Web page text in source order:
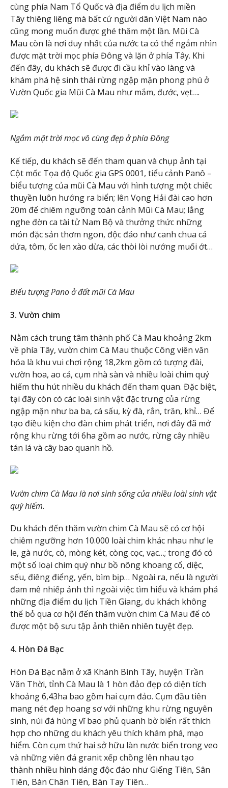
cùng phía Nam Tổ Quốc và địa điểm du lịch miền
Tây thiêng liêng mà bất cứ người dân Việt Nam nào
cũng mong muốn được ghé thăm một lần. Mũi Cà
Mau còn là nơi duy nhất của nước ta có thể ngắm nhìn
được mặt trời mọc phía Đông và lặn ở phía Tây. Khi
đến đây, du khách sẽ được đi cầu khỉ vào làng và
khám phá hệ sinh thái rừng ngập mặn phong phú ở
Vườn Quốc gia Mũi Cà Mau như mắm, đước, vẹt….
Ngắm mặt trời mọc vô cùng đẹp ở phía Đông
Kế tiếp, du khách sẽ đến tham quan và chụp ảnh tại
Cột mốc Tọa độ Quốc gia GPS 0001, tiểu cảnh Panô –
biểu tượng của mũi Cà Mau với hình tượng một chiếc
thuyền luôn hướng ra biển; lên Vọng Hải đài cao hơn
20m để chiêm ngưỡng toàn cảnh Mũi Cà Mau; lắng
nghe đờn ca tài tử Nam Bộ và thưởng thức những
món đặc sản thơm ngon, độc đáo như canh chua cá
dứa, tôm, ốc len xào dừa, các thòi lòi nướng muối ớt…
Biểu tượng Pano ở đất mũi Cà Mau
3. Vườn chim
Nằm cách trung tâm thành phố Cà Mau khoảng 2km
về phía Tây, vườn chim Cà Mau thuộc Công viên văn
hóa là khu vui chơi rộng 18,2km gồm có tượng đài,
vườn hoa, ao cá, cụm nhà sàn và nhiều loài chim quý
hiếm thu hút nhiều du khách đến tham quan. Đặc biệt,
tại đây còn có các loài sinh vật đặc trưng của rừng
ngập mặn như ba ba, cá sấu, kỳ đà, rắn, trăn, khỉ… Để
tạo điều kiện cho đàn chim phát triển, nơi đây đã mở
rộng khu rừng tới 6ha gồm ao nước, rừng cây nhiều
tán lá và cây bao quanh hồ.
Vườn chim Cà Mau là nơi sinh sống của nhiều loài sinh vật
quý hiếm.
Du khách đến thăm vườn chim Cà Mau sẽ có cơ hội
chiêm ngưỡng hơn 10.000 loài chim khác nhau như le
le, gà nước, cò, mòng két, còng cọc, vạc…; trong đó có
một số loại chim quý như bồ nông khoang cổ, diệc,
sếu, điêng điểng, yến, bìm bịp… Ngoài ra, nếu là người
đam mê nhiếp ảnh thì ngoài việc tìm hiểu và khám phá
những địa điểm du lịch Tiền Giang, du khách không
thể bỏ qua cơ hội đến thăm vườn chim Cà Mau để có
được một bộ sưu tập ảnh thiên nhiên tuyệt đẹp.
4. Hòn Đá Bạc
Hòn Đá Bạc nằm ở xã Khánh Bình Tây, huyện Trần
Văn Thời, tỉnh Cà Mau là 1 hòn đảo đẹp có diện tích
khoảng 6,43ha bao gồm hai cụm đảo. Cụm đầu tiên
mang nét đẹp hoang sơ với những khu rừng nguyên
sinh, núi đá hùng vĩ bao phủ quanh bờ biển rất thích
hợp cho những du khách yêu thích khám phá, mạo
hiểm. Còn cụm thứ hai sở hữu làn nước biển trong veo
và những viên đá granit xếp chồng lên nhau tạo
thành nhiều hình dáng độc đáo như Giếng Tiên, Sân
Tiên, Bàn Chân Tiên, Bàn Tay Tiên…